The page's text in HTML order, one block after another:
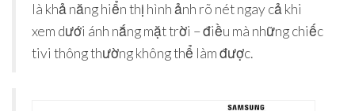
là khả năng hiển thị hình ảnh rõ nét ngay cả khi
xem dưới ánh nắng mặt trời – điều mà những chiếc
tivi thông thường không thể làm được.